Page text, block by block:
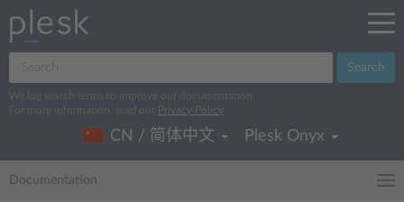
Search
We log search terms to improve our documentation.
For more information, read our
Privacy Policy
CN / 简体中文 Plesk Onyx
Documentation